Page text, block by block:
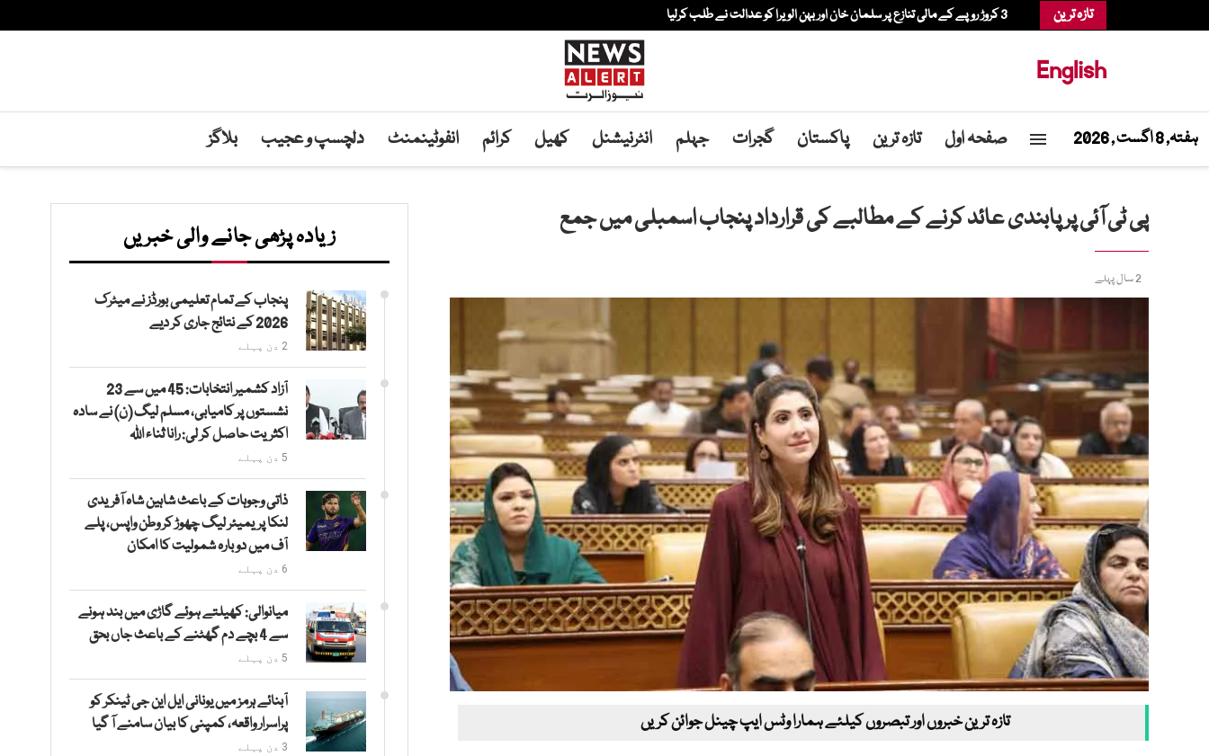
تازہ ترین 3 کروڑ روپے کے مالی تنازع پر سلمان خان اور بہن الویرا کو عدالت نے طلب کرلیا
English
ہفتہ, 8 اگست , 2026 صفحہ اول تازہ ترین پاکستان گجرات جہلم انٹرنیشنل کھیل کرائم انفوٹینمنٹ دلچسپ و عجیب بلاگز
پی ٹی آئی پر پابندی عائد کرنے کے مطالبے کی قرارداد پنجاب اسمبلی میں جمع
2 سال پہلے
تازہ ترین خبروں اور تبصروں کیلئے ہمارا وٹس ایپ چینل جوائن کریں
زیادہ پڑھی جانے والی خبریں
پنجاب کے تمام تعلیمی بورڈز نے میٹرک
2026 کے نتائج جاری کر دیے
2 دن پہلے
آزاد کشمیر انتخابات: 45 میں سے 23
نشستوں پر کامیابی، مسلم لیگ (ن) نے سادہ
اکثریت حاصل کر لی: رانا ثناء اللہ
5 دن پہلے
ذاتی وجوہات کے باعث شاہین شاہ آفریدی
لنکا پریمیئر لیگ چھوڑ کر وطن واپس، پلے
آف میں دوبارہ شمولیت کا امکان
6 دن پہلے
میانوالی: کھیلتے ہوئے گاڑی میں بند ہونے
سے 4 بچے دم گھٹنے کے باعث جاں بحق
5 دن پہلے
آبنائے ہرمز میں یونانی ایل این جی ٹینکر کو
پراسرار واقعہ، کمپنی کا بیان سامنے آ گیا
3 دن پہلے